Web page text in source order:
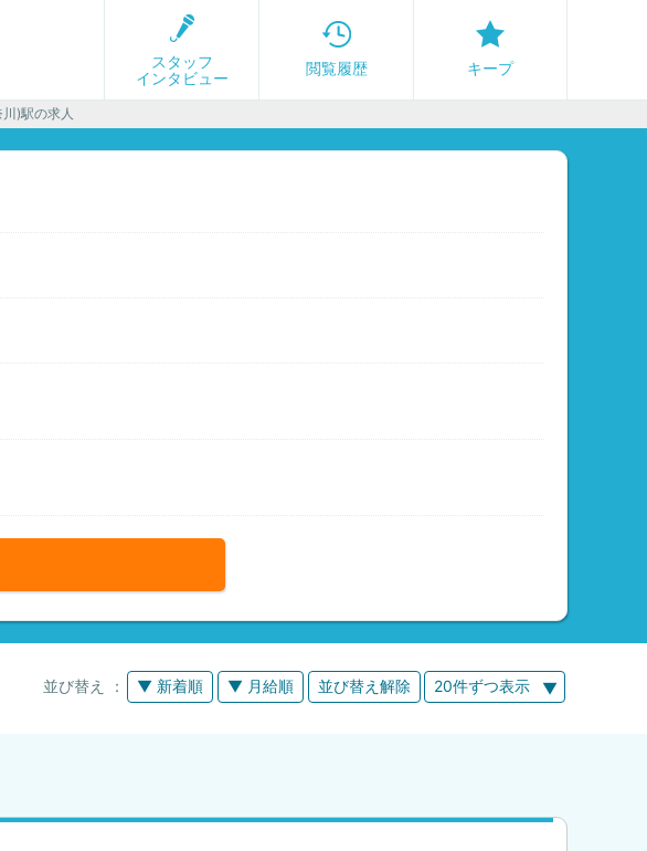
スタッフ
インタビュー
閲覧履歴 キープ
)駅の求人
20件ずつ表示
並び替え ： ▼ 新着順 ▼ 月給順 並び替え解除